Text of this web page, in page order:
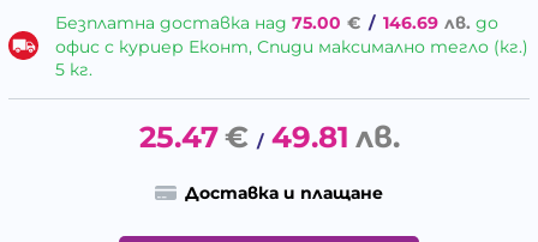
Безплатна доставка над 75.00 € / 146.69 лв. до
офис с куриер Еконт, Спиди максимално тегло (кг.)
5 кг.
25.47€ / 49.81 лв.
Доставка и плащане